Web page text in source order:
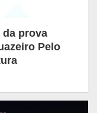
prova
Pelo